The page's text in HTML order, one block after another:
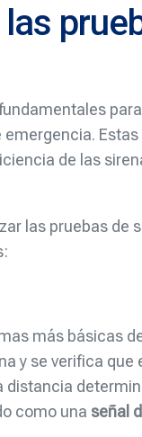
de las
las pruebas de
más básicas
y se verifica
como una señal